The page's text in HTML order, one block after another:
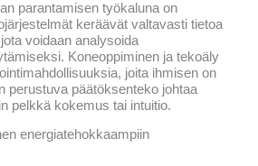
parantamisen työkaluna on
keräävät valtavasti tietoa
voidaan analysoida
Koneoppiminen ja tekoäly
joita ihmisen on
perustuva päätöksenteko johtaa
pelkkä kokemus tai intuitio.
energiatehokkaampiin